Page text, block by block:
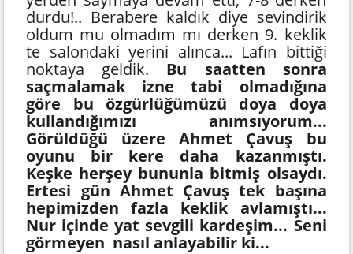
durdu!.. Berabere kaldık diye sevindirik
oldum mu olmadım mı derken 9. keklik
te salondaki yerini alınca... Lafın bittiği
noktaya geldik. Bu saatten sonra
saçmalamak izne tabi olmadığına
göre bu özgürlüğümüzü doya doya
kullandığımızı anımsıyorum...
Görüldüğü üzere Ahmet Çavuş bu
oyunu bir kere daha kazanmıştı.
Keşke herşey bununla bitmiş olsaydı.
Ertesi gün Ahmet Çavuş tek başına
hepimizden fazla keklik avlamıştı...
Nur içinde yat sevgili kardeşim... Seni
görmeyen nasıl anlayabilir ki...